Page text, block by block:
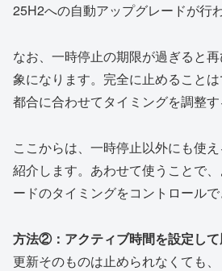
25H2への自動アップグレードが行
なお、一時停止の期限が過ぎると
象になります。完全に止めること
都合に合わせてタイミングを調整す
ここからは、一時停止以外にも使
紹介します。あわせて使うことで
ードのタイミングをコントロールで
方法②：アクティブ時間を設定し
更新そのものは止められなくても